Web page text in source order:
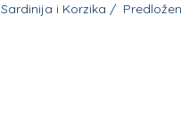
Sardinija i Korzika